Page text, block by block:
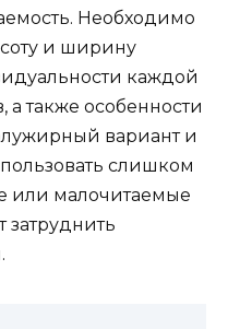
Необходимо
и ширину
каждой
также особенности
вариант и
слишком
или малочитаемые
затруднить